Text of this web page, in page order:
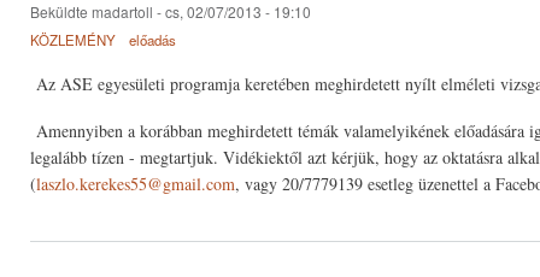
Beküldte madartoll - cs, 02/07/2013 - 19:10
KÖZLEMÉNY előadás
Az ASE egyesületi programja keretében meghirdetett nyílt elméleti
Amennyiben a korábban meghirdetett témák valamelyikének előadására
legalább tízen - megtartjuk. Vidékiektől azt kérjük, hogy az oktatásra
(laszlo.kerekes55@gmail.com, vagy 20/7779139 esetleg üzenettel a